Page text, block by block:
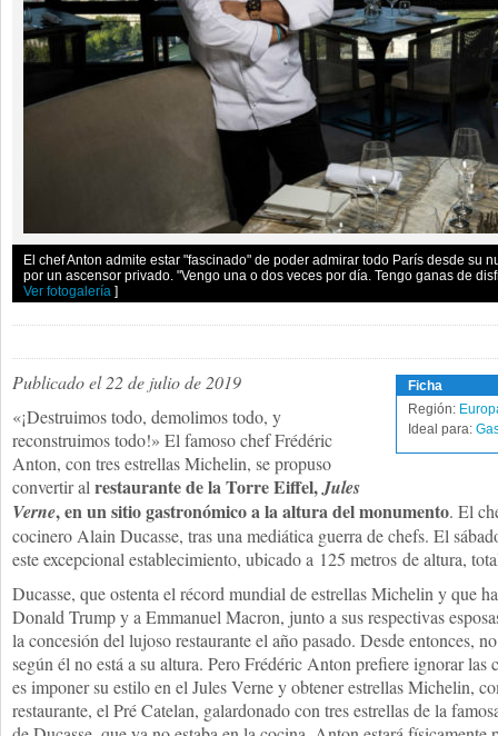
El chef Anton admite estar "fascinado" de poder admirar todo París desde su
por un ascensor privado. "Vengo una o dos veces por día. Tengo ganas de
Ver fotogalería ]
Ficha
Región:
Ideal para:
Publicado el 22 de julio de 2019
«¡Destruimos todo, demolimos todo, y
reconstruimos todo!» El famoso chef Frédéric
Anton, con tres estrellas Michelin, se propuso
convertir al restaurante de la Torre Eiffel,Jules
Verne, en un sitio gastronómico a la altura del monumento. El
cocinero Alain Ducasse, tras una mediática guerra de chefs. El
este excepcional establecimiento, ubicado a 125 metros de altura,
Ducasse, que ostenta el récord mundial de estrellas Michelin y que
Donald Trump y a Emmanuel Macron, junto a sus respectivas
la concesión del lujoso restaurante el año pasado. Desde entonces,
según él no está a su altura. Pero Frédéric Anton prefiere ignorar
es imponer su estilo en el Jules Verne y obtener estrellas Michelin,
restaurante, el Pré Catelan, galardonado con tres estrellas de la